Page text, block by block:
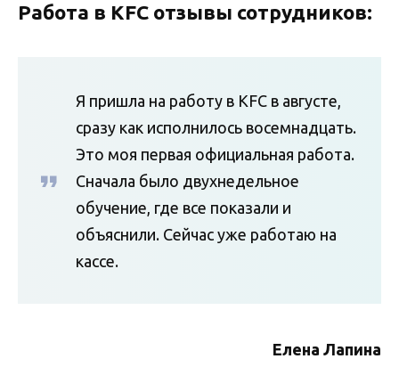
Работа в KFC отзывы сотрудников:
Я пришла на работу в KFC в августе,
сразу как исполнилось восемнадцать.
Это моя первая официальная работа.
Сначала было двухнедельное
обучение, где все показали и
объяснили. Сейчас уже работаю на
кассе.
Елена Лапина